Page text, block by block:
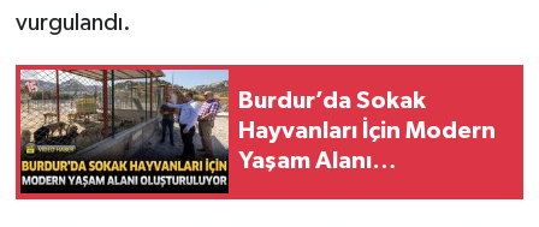
vurgulandı.
Burdur’da Sokak
Hayvanları İçin Modern
Yaşam Alanı